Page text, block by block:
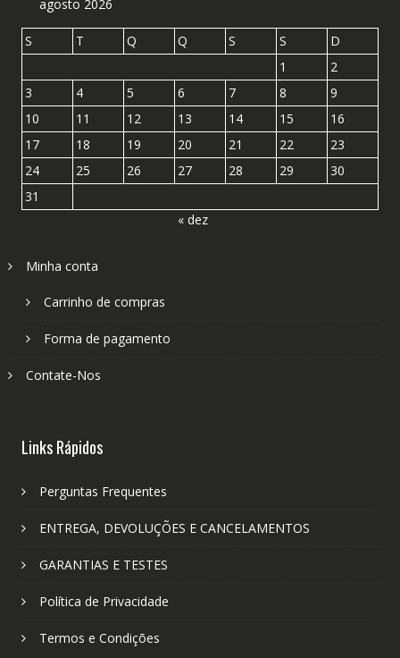
agosto 2026
S T Q Q S S
D
1
2
3
4 5 6 7 8
9
10
11 12 13 14 15
16
17
18 19 20 21 22
23
24
25 26 27 28 29
30
31
« dez
Minha conta
Carrinho de compras
Forma de pagamento
Contate-Nos
Links Rápidos
Perguntas Frequentes
ENTREGA, DEVOLUÇÕES E CANCELAMENTOS
GARANTIAS E TESTES
Política de Privacidade
Termos e Condições